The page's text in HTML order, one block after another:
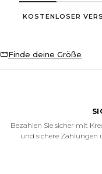
KOSTENLOSER
Finde deine Größe
Bezahlen Sie sicher mit
und sichere Zahlungen